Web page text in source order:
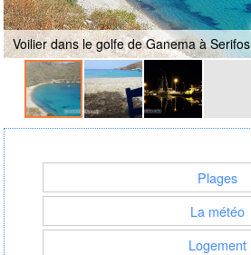
Voilier dans le golfe de Ganema à Serifos
Plages
La météo
Logement